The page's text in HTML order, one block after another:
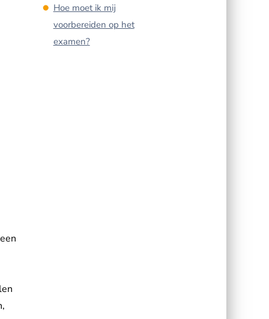
Hoe moet ik mij
voorbereiden op het
examen?